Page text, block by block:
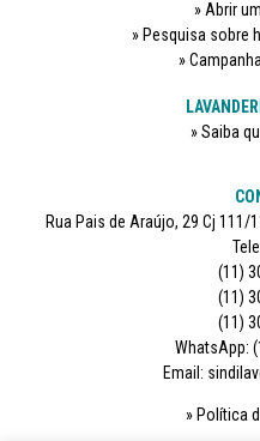
Abrir
Pesquisa sobre
Saiba
Rua Pais de Araújo, 29 Cj 111/
(11)
(11)
(11)
WhatsApp:
Email:
Política